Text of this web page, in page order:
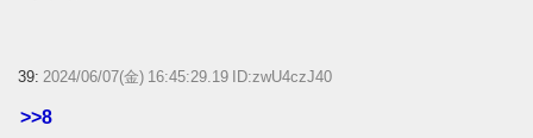
39: 2024/06/07(金) 16:45:29.19 ID:zwU4czJ40
>>8